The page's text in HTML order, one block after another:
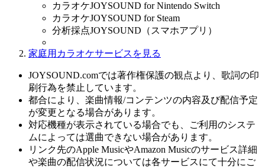
カラオケJOYSOUND for Nintendo Switch
カラオケJOYSOUND for Steam
分析採点JOYSOUND（スマホアプリ）
家庭用カラオケサービスを見る
JOYSOUND.comでは著作権保護の観点より、歌詞の印
刷行為を禁止しています。
都合により、楽曲情報/コンテンツの内容及び配信予定
が変更となる場合があります。
対応機種が表示されている場合でも、ご利用のシステ
ムによっては選曲できない場合があります。
リンク先のApple MusicやAmazon Musicのサービス詳細
や楽曲の配信状況については各サービスにて十分にご